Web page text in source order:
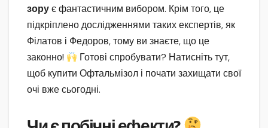
зорує фантастичним вибором. Крім того, це
підкріплено дослідженнями таких експертів, як
Філатов і Федоров, тому ви знаєте, що це
законно!
Готові спробувати? Натисніть тут,
щоб купити Офтальмізол і почати захищати свої
очі вже сьогодні.